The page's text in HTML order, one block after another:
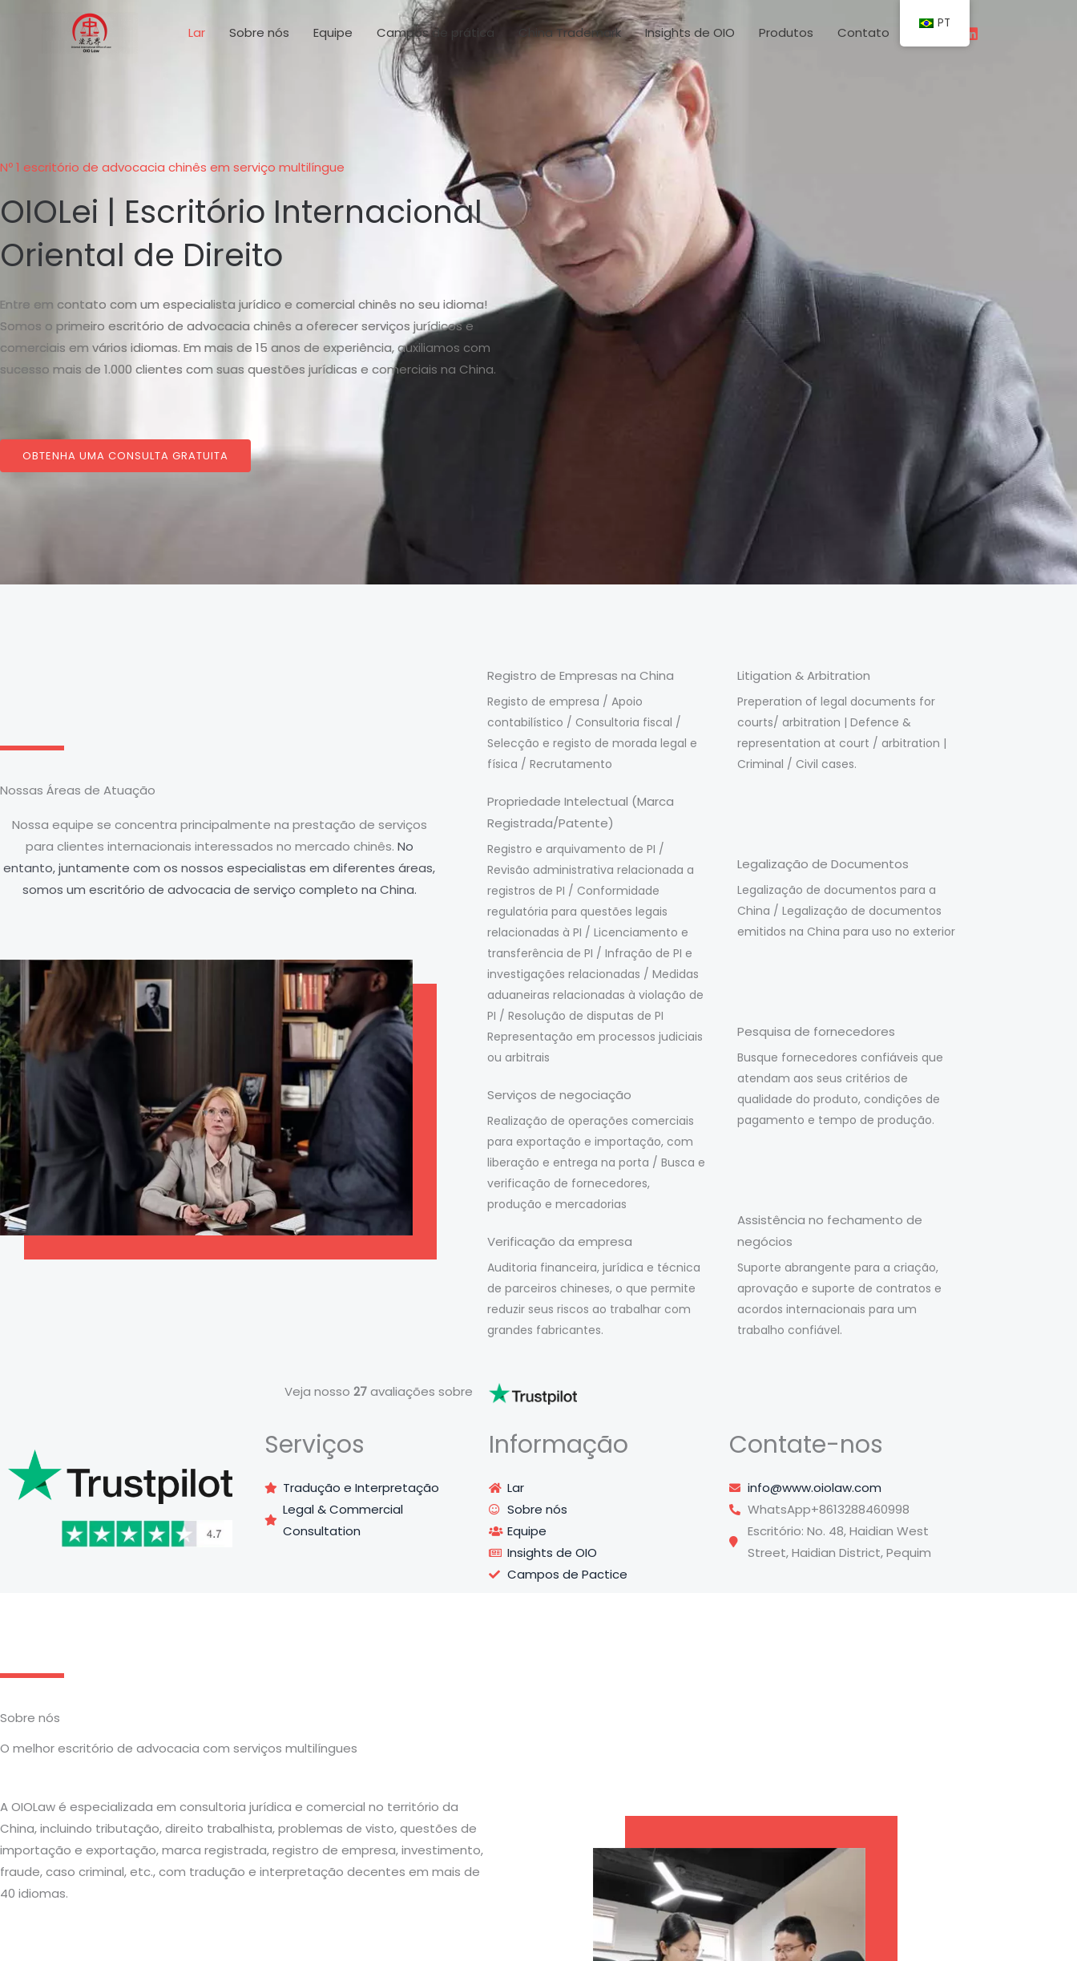
Lar Sobre nós Equipe Campos de prática China Trademark Insights de OIO Produtos Contato
Nº 1 escritório de advocacia chinês em serviço multilíngue
OIOLei | Escritório Internacional
Oriental de Direito
Entre em contato com um especialista jurídico e comercial chinês no seu idioma!
Somos o primeiro escritório de advocacia chinês a oferecer serviços jurídicos e
comerciais em vários idiomas. Em mais de 15 anos de experiência, auxiliamos com
sucesso mais de 1.000 clientes com suas questões jurídicas e comerciais na China.
OBTENHA UMA CONSULTA GRATUITA
Nossas Áreas de Atuação
Nossa equipe se concentra principalmente na prestação de serviços
para clientes internacionais interessados no mercado chinês. No
entanto, juntamente com os nossos especialistas em diferentes áreas,
somos um escritório de advocacia de serviço completo na China.
Registro de Empresas na China
Registo de empresa / Apoio
contabilístico / Consultoria fiscal /
Selecção e registo de morada legal e
física / Recrutamento
Propriedade Intelectual (Marca
Registrada/Patente)
Registro e arquivamento de PI /
Revisão administrativa relacionada a
registros de PI / Conformidade
regulatória para questões legais
relacionadas à PI / Licenciamento e
transferência de PI / Infração de PI e
investigações relacionadas / Medidas
aduaneiras relacionadas à violação de
PI / Resolução de disputas de PI
Representação em processos judiciais
ou arbitrais
Serviços de negociação
Realização de operações comerciais
para exportação e importação, com
liberação e entrega na porta / Busca e
verificação de fornecedores,
produção e mercadorias
Verificação da empresa
Auditoria financeira, jurídica e técnica
de parceiros chineses, o que permite
reduzir seus riscos ao trabalhar com
grandes fabricantes.
Litigation & Arbitration
Preperation of legal documents for
courts/ arbitration | Defence &
representation at court / arbitration |
Criminal / Civil cases.
Legalização de Documentos
Legalização de documentos para a
China / Legalização de documentos
emitidos na China para uso no exterior
Pesquisa de fornecedores
Busque fornecedores confiáveis que
atendam aos seus critérios de
qualidade do produto, condições de
pagamento e tempo de produção.
Assistência no fechamento de
negócios
Suporte abrangente para a criação,
aprovação e suporte de contratos e
acordos internacionais para um
trabalho confiável.
Veja nosso 27avaliações sobre
Serviços
Tradução e Interpretação
Legal & Commercial
Consultation
Informação
Lar
Sobre nós
Equipe
Insights de OIO
Campos de Pactice
Contate-nos
info@www.oiolaw.com
WhatsApp+8613288460998
Escritório: No. 48, Haidian West
Street, Haidian District, Pequim
Sobre nós
O melhor escritório de advocacia com serviços multilíngues
A OIOLaw é especializada em consultoria jurídica e comercial no território da
China, incluindo tributação, direito trabalhista, problemas de visto, questões de
importação e exportação, marca registrada, registro de empresa, investimento,
fraude, caso criminal, etc., com tradução e interpretação decentes em mais de
40 idiomas.
PT